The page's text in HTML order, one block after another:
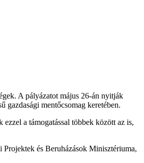
A pályázatot május 26-án nyitják
gazdasági mentőcsomag keretében.
a támogatással többek között az is,
Projektek és Beruházások Minisztériuma,